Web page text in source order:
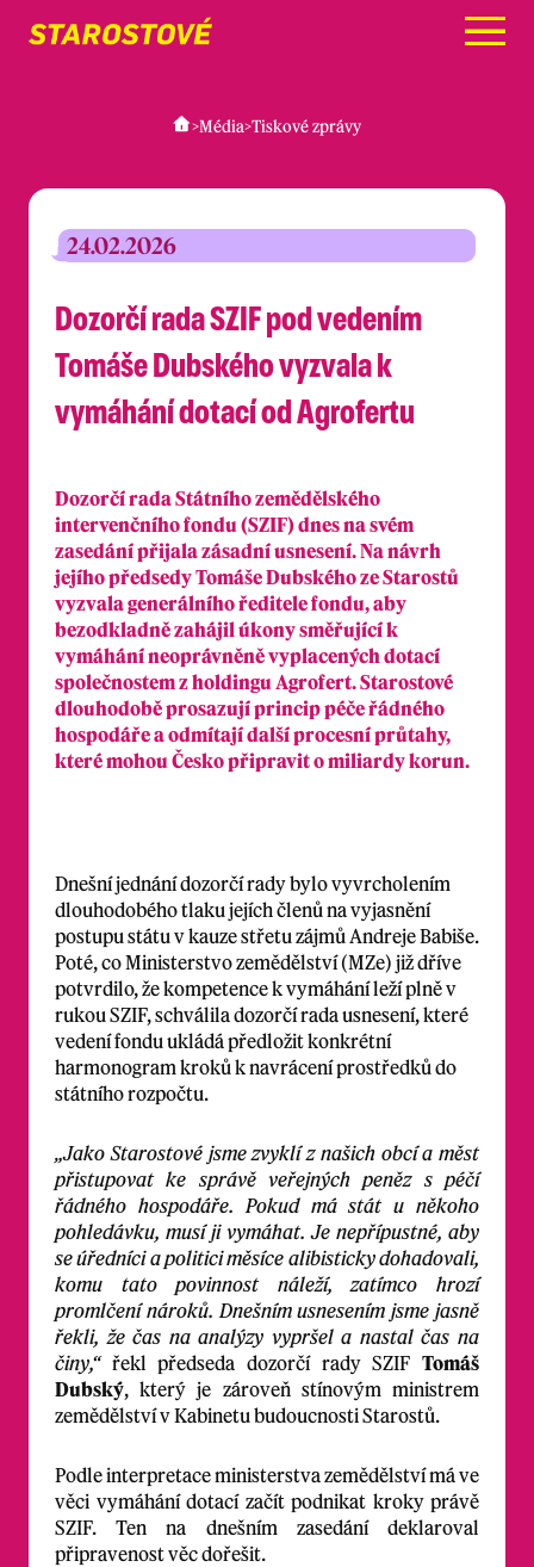
Menu
>Média>Tiskové zprávy
24.02.2026
Dozorčí rada SZIF pod vedením
Tomáše Dubského vyzvala k
vymáhání dotací od Agrofertu
Dozorčí rada Státního zemědělského
intervenčního fondu (SZIF) dnes na svém
zasedání přijala zásadní usnesení. Na návrh
jejího předsedy Tomáše Dubského ze Starostů
vyzvala generálního ředitele fondu, aby
bezodkladně zahájil úkony směřující k
vymáhání neoprávněně vyplacených dotací
společnostem z holdingu Agrofert. Starostové
dlouhodobě prosazují princip péče řádného
hospodáře a odmítají další procesní průtahy,
které mohou Česko připravit o miliardy korun.
Dnešní jednání dozorčí rady bylo vyvrcholením
dlouhodobého tlaku jejích členů na vyjasnění
postupu státu v kauze střetu zájmů Andreje Babiše.
Poté, co Ministerstvo zemědělství (MZe) již dříve
potvrdilo, že kompetence k vymáhání leží plně v
rukou SZIF, schválila dozorčí rada usnesení, které
vedení fondu ukládá předložit konkrétní
harmonogram kroků k navrácení prostředků do
státního rozpočtu.
„Jako Starostové jsme zvyklí z našich obcí a měst
přistupovat ke správě veřejných peněz s péčí
řádného hospodáře. Pokud má stát u někoho
pohledávku, musí ji vymáhat. Je nepřípustné, aby
se úředníci a politici měsíce alibisticky dohadovali,
komu tato povinnost náleží, zatímco hrozí
promlčení nároků. Dnešním usnesením jsme jasně
řekli, že čas na analýzy vypršel a nastal čas na
činy,“řekl předseda dozorčí rady SZIF Tomáš
Dubský, který je zároveň stínovým ministrem
zemědělství v Kabinetu budoucnosti Starostů.
Podle interpretace ministerstva zemědělství má ve
věci vymáhání dotací začít podnikat kroky právě
SZIF. Ten na dnešním zasedání deklaroval
připravenost věc dořešit.